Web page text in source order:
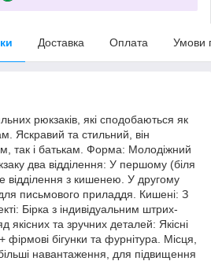
Доставка Оплата Умови
рюкзаків, які сподобаються як
Яскравий та стильний, він
так і батькам. Форма: Молодіжний
два відділення: У першому (біля
відділення з кишенею. У другому
для письмового приладдя. Кишені: З
Бірка з індивідуальним штрих-
та зручних деталей: Якісні
бігунки та фурнітура. Місця,
навантаження, для підвищення